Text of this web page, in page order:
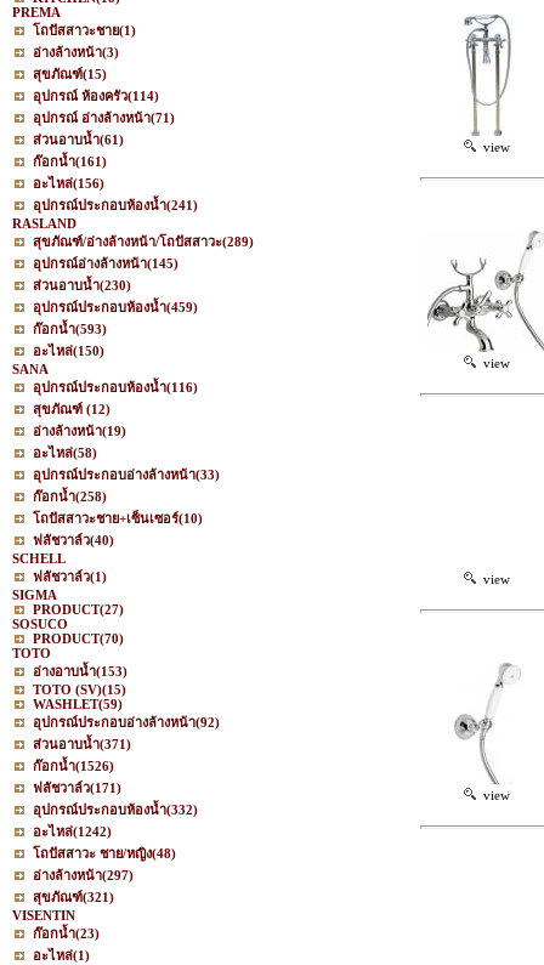
PREMA
โถปัสสาวะชาย(1)
อ่างล้างหน้า(3)
สุขภัณฑ์(15)
อุปกรณ์ ห้องครัว(114)
อุปกรณ์ อ่างล้างหน้า(71)
ส่วนอาบน้ำ(61)
ก๊อกน้ำ(161)
อะไหล่(156)
อุปกรณ์ประกอบห้องน้ำ(241)
RASLAND
สุขภัณฑ์/อ่างล้างหน้า/โถปัสสาวะ(289)
อุปกรณ์อ่างล้างหน้า(145)
ส่วนอาบน้ำ(230)
อุปกรณ์ประกอบห้องน้ำ(459)
ก๊อกน้ำ(593)
อะไหล่(150)
SANA
อุปกรณ์ประกอบห้องน้ำ(116)
สุขภัณฑ์ (12)
อ่างล้างหน้า(19)
อะไหล่(58)
อุปกรณ์ประกอบอ่างล้างหน้า(33)
ก๊อกน้ำ(258)
โถปัสสาวะชาย+เซ็นเซอร์(10)
ฟลัชวาล์ว(40)
SCHELL
ฟลัชวาล์ว(1)
SIGMA
PRODUCT(27)
SOSUCO
PRODUCT(70)
TOTO
อ่างอาบน้ำ(153)
TOTO (SV)(15)
WASHLET(59)
อุปกรณ์ประกอบอ่างล้างหน้า(92)
ส่วนอาบน้ำ(371)
ก๊อกน้ำ(1526)
ฟลัชวาล์ว(171)
อุปกรณ์ประกอบห้องน้ำ(332)
อะไหล่(1242)
โถปัสสาวะ ชาย/หญิง(48)
อ่างล้างหน้า(297)
สุขภัณฑ์(321)
VISENTIN
ก๊อกน้ำ(23)
อะไหล่(1)
view
view
view
view